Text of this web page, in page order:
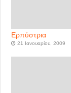
Ερπύστρια
21 Ιανουαρίου, 2009